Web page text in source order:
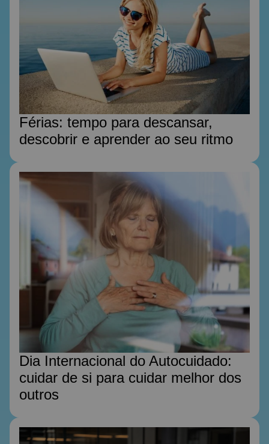
Férias: tempo para descansar,
descobrir e aprender ao seu ritmo
Dia Internacional do Autocuidado:
cuidar de si para cuidar melhor dos
outros